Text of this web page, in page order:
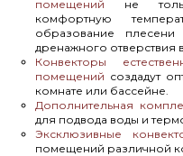
помещений не
комфортную
образование
дренажного отверствия
Конвекторы
помещений создадут
комнате или бассейне.
Дополнительная
для подвода воды и
Эксклюзивные
помещений различной